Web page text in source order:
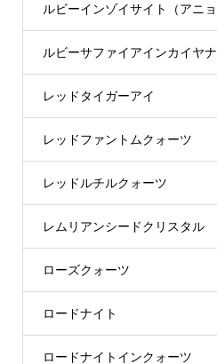
ルビーインゾイサイト（アニョ
ルビーサファイアインカイヤ
レッドタイガーアイ
レッドファントムクォーツ
レッドルチルクォーツ
レムリアンシードクリスタル
ローズクォーツ
ロードナイト
ロードナイトインクォーツ